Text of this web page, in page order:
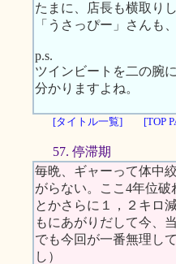
たまに、店長も横取り
「うさっぴー」さんも
p.s.
ツインビートを二の腕
分かりますよね。
[タイトル一覧] [TOP
57. 停滞期
毎晩、ギャーって体中
がらない。ここ4年位
とかさらに１，２キロ
もにあがりだして今、
でも今回が一番無理し
し）